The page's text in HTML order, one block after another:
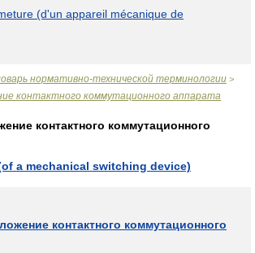
(d'un appareil mécanique de
нормативно-технической терминологии >
контактного коммутационного аппарата
контактного коммутационного
a mechanical switching device)
контактного коммутационного